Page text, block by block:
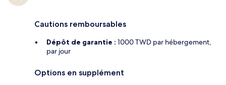
Cautions remboursables
Dépôt de garantie : 1000 TWD par hébergement,
par jour
Options en supplément